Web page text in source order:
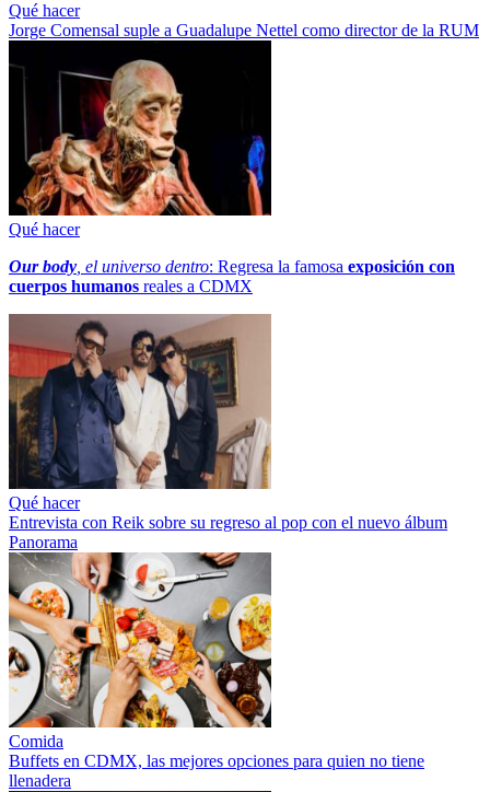
Qué hacer
Jorge Comensal suple a Guadalupe Nettel como director de la RUM
Qué hacer
Our body, el universo dentro: Regresa la famosa exposición con
cuerpos humanos reales a CDMX
Qué hacer
Entrevista con Reik sobre su regreso al pop con el nuevo álbum
Panorama
Comida
Buffets en CDMX, las mejores opciones para quien no tiene
llenadera